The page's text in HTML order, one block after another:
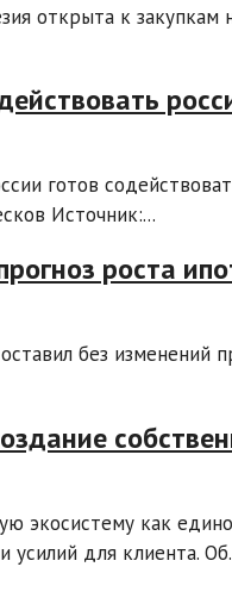
открыта к закупкам
готов
Источник:...
роста
без изменений
экосистему как
усилий для клиента.